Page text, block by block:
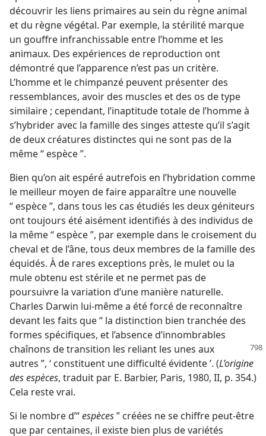
découvrir les liens primaires au sein du règne animal
et du règne végétal. Par exemple, la stérilité marque
un gouffre infranchissable entre l’homme et les
animaux. Des expériences de reproduction ont
démontré que l’apparence n’est pas un critère.
L’homme et le chimpanzé peuvent présenter des
ressemblances, avoir des muscles et des os de type
similaire ; cependant, l’inaptitude totale de l’homme à
s’hybrider avec la famille des singes atteste qu’il s’agit
de deux créatures distinctes qui ne sont pas de la
même “ espèce ”.
Bien qu’on ait espéré autrefois en l’hybridation comme
le meilleur moyen de faire apparaître une nouvelle
“ espèce ”, dans tous les cas étudiés les deux géniteurs
ont toujours été aisément identifiés à des individus de
la même “ espèce ”, par exemple dans le croisement du
cheval et de l’âne, tous deux membres de la famille des
équidés. À de rares exceptions près, le mulet ou la
mule obtenu est stérile et ne permet pas de
poursuivre la variation d’une manière naturelle.
Charles Darwin lui-même a été forcé de reconnaître
devant les faits que “ la distinction bien tranchée des
formes spécifiques, et l’absence d’innombrables
chaînons de transition les reliant les unes aux
autres ”, ‘ constituent une difficulté évidente ’. (L’origine
des espèces, traduit par E. Barbier, Paris, 1980, II, p. 354.)
Cela reste vrai.
Si le nombre d’“espèces” créées ne se chiffre peut-être
que par centaines, il existe bien plus de variétés